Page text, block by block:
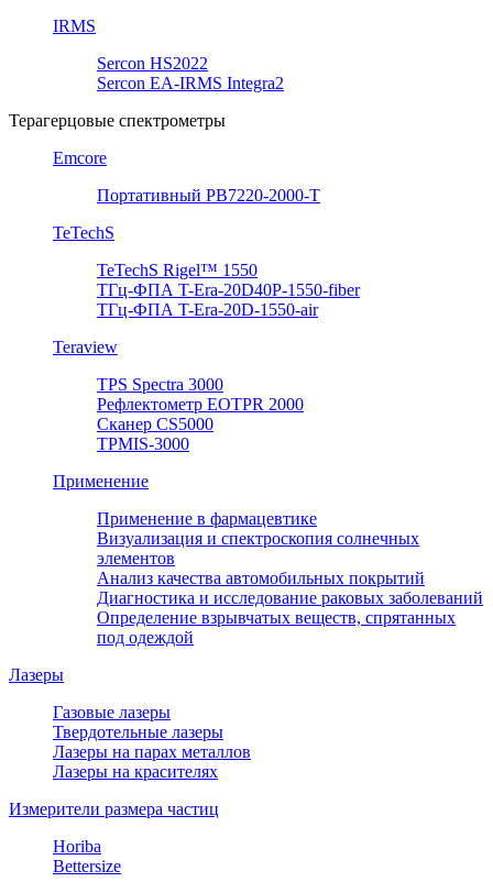
IRMS
Sercon HS2022
Sercon EA-IRMS Integra2
Терагерцовые спектрометры
Emcore
Портативный PB7220-2000-T
TeTechS
TeTechS Rigel™ 1550
ТГц-ФПА T-Era-20D40P-1550-fiber
ТГц-ФПА T-Era-20D-1550-air
Teraview
TPS Spectra 3000
Рефлектометр EOTPR 2000
Сканер CS5000
TPMIS-3000
Применение
Применение в фармацевтике
Визуализация и спектроскопия солнечных
элементов
Анализ качества автомобильных покрытий
Диагностика и исследование раковых заболеваний
Определение взрывчатых веществ, спрятанных
под одеждой
Лазеры
Газовые лазеры
Твердотельные лазеры
Лазеры на парах металлов
Лазеры на красителях
Измерители размера частиц
Horiba
Bettersize